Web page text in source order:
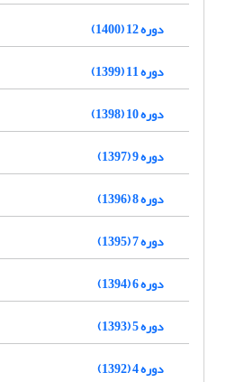
دوره 12 (1400)
دوره 11 (1399)
دوره 10 (1398)
دوره 9 (1397)
دوره 8 (1396)
دوره 7 (1395)
دوره 6 (1394)
دوره 5 (1393)
دوره 4 (1392)